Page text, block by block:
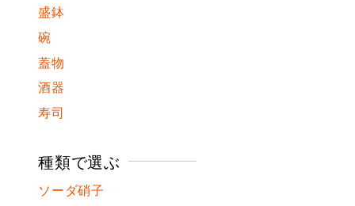
盛鉢
碗
蓋物
酒器
寿司
種類で選ぶ
ソーダ硝子